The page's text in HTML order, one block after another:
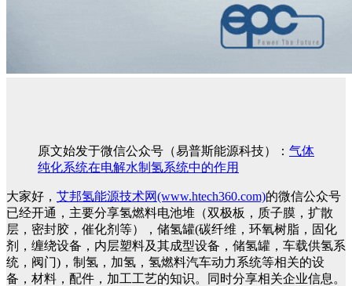
原文始发于微信公众号（易普斯能源科技）： 气体
纯化系统在电解水制氢系统中的作用
大家好， 艾邦氢能源技术网(www.htech360.com)的微信公众号
已经开通，主要分享氢燃料电池堆（双极板，质子膜，扩散
层，密封胶，催化剂等），储氢罐(碳纤维，环氧树脂，固化
剂，缠绕设备，内层塑料及其成型设备，储氢罐，车载供氢系
统，阀门)，制氢，加氢，氢燃料汽车动力系统等相关的设
备，材料，配件，加工工艺的知识。同时分享相关企业信息。